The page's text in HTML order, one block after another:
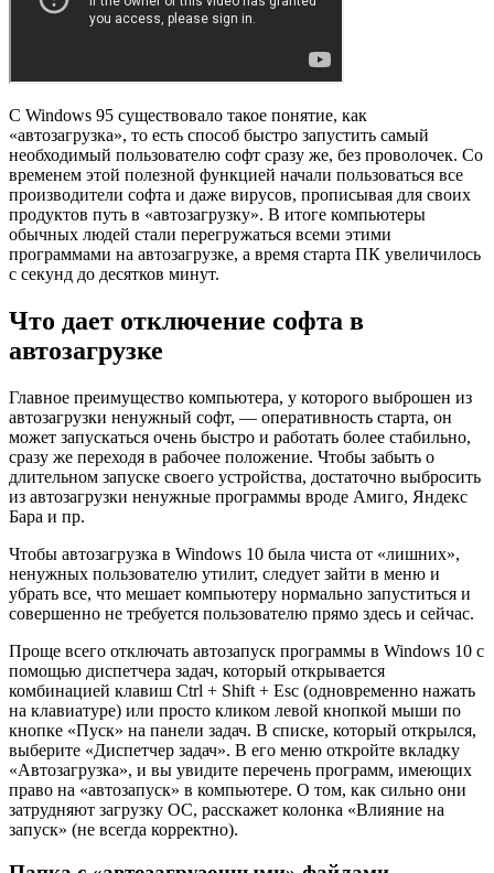
С Windows 95 существовало такое понятие, как
«автозагрузка», то есть способ быстро запустить самый
необходимый пользователю софт сразу же, без проволочек. Со
временем этой полезной функцией начали пользоваться все
производители софта и даже вирусов, прописывая для своих
продуктов путь в «автозагрузку». В итоге компьютеры
обычных людей стали перегружаться всеми этими
программами на автозагрузке, а время старта ПК увеличилось
с секунд до десятков минут.
Что дает отключение софта в
автозагрузке
Главное преимущество компьютера, у которого выброшен из
автозагрузки ненужный софт, — оперативность старта, он
может запускаться очень быстро и работать более стабильно,
сразу же переходя в рабочее положение. Чтобы забыть о
длительном запуске своего устройства, достаточно выбросить
из автозагрузки ненужные программы вроде Амиго, Яндекс
Бара и пр.
Чтобы автозагрузка в Windows 10 была чиста от «лишних»,
ненужных пользователю утилит, следует зайти в меню и
убрать все, что мешает компьютеру нормально запуститься и
совершенно не требуется пользователю прямо здесь и сейчас.
Проще всего отключать автозапуск программы в Windows 10 с
помощью диспетчера задач, который открывается
комбинацией клавиш Ctrl + Shift + Esc (одновременно нажать
на клавиатуре) или просто кликом левой кнопкой мыши по
кнопке «Пуск» на панели задач. В списке, который открылся,
выберите «Диспетчер задач». В его меню откройте вкладку
«Автозагрузка», и вы увидите перечень программ, имеющих
право на «автозапуск» в компьютере. О том, как сильно они
затрудняют загрузку ОС, расскажет колонка «Влияние на
запуск» (не всегда корректно).